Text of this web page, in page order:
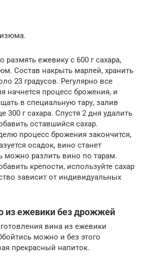
размять ежевику с 600 г сахара,
Состав накрыть марлей, хранить
23 градусов. Регулярно все
начнется процесс брожения, и
в специальную тару, залив
300 г сахара. Спустя 2 дня удалить
оставшийся сахар.
процесс брожения закончится,
осадок, вино станет
можно разлить вино по тарам.
крепости, используйте сахар
зависит от индивидуальных
из ежевики без дрожжей
вина из ежевики
можно и без этого
прекрасный напиток.